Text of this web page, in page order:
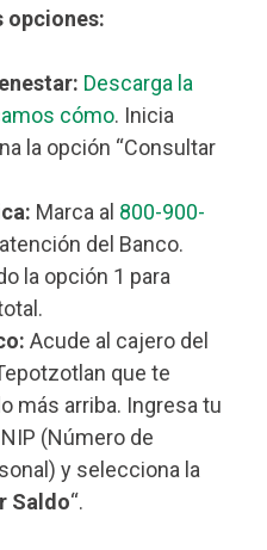
opciones:
Descarga la
cómo. Inicia
la opción “Consultar
Marca al 800-900-
del Banco.
la opción 1 para
Acude al cajero del
que te
más arriba. Ingresa tu
(Número de
y selecciona la
Saldo“.